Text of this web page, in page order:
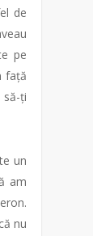
de
pe
față
ți
un
am
nu